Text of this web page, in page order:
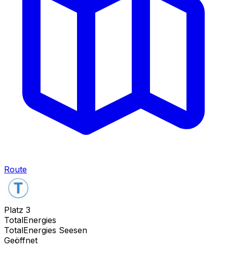
Route
Platz 3
TotalEnergies
TotalEnergies Seesen
Geöffnet